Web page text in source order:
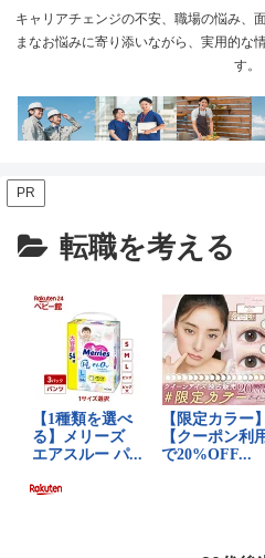
キャリアチェンジの不安、職場の悩み、
まなお悩みに寄り添いながら、実用的な
す。
PR
転職を考える